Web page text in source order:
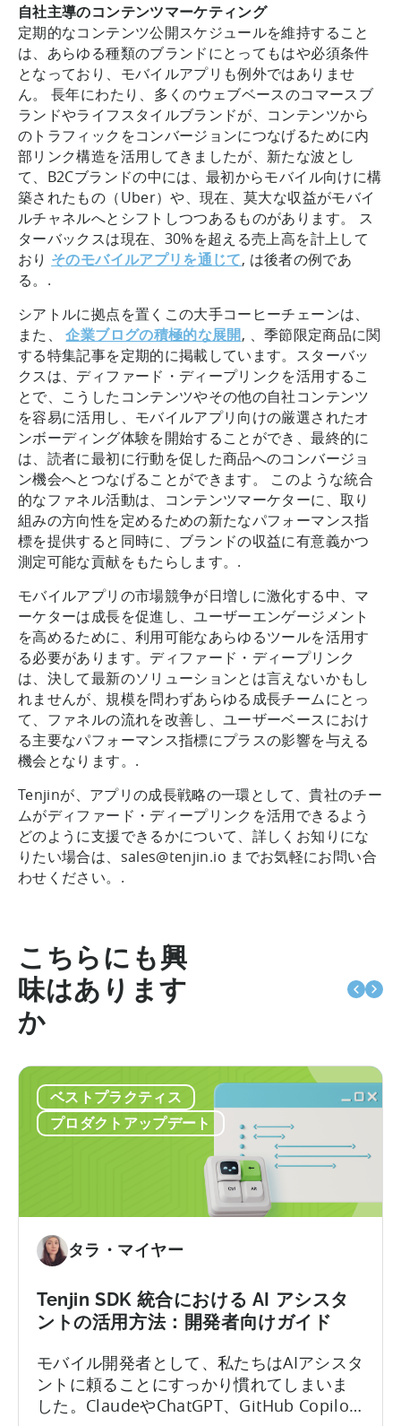
自社主導のコンテンツマーケティング
定期的なコンテンツ公開スケジュールを維持すること
は、あらゆる種類のブランドにとってもはや必須条件
となっており、モバイルアプリも例外ではありませ
ん。 長年にわたり、多くのウェブベースのコマースブ
ランドやライフスタイルブランドが、コンテンツから
のトラフィックをコンバージョンにつなげるために内
部リンク構造を活用してきましたが、新たな波とし
て、B2Cブランドの中には、最初からモバイル向けに構
築されたもの（Uber）や、現在、莫大な収益がモバイ
ルチャネルへとシフトしつつあるものがあります。 ス
ターバックスは現在、30%を超える売上高を計上して
おり そのモバイルアプリを通じて, は後者の例であ
る。.
シアトルに拠点を置くこの大手コーヒーチェーンは、
また、企業ブログの積極的な展開, 、季節限定商品に関
する特集記事を定期的に掲載しています。スターバッ
クスは、ディファード・ディープリンクを活用するこ
とで、こうしたコンテンツやその他の自社コンテンツ
を容易に活用し、モバイルアプリ向けの厳選されたオ
ンボーディング体験を開始することができ、最終的に
は、読者に最初に行動を促した商品へのコンバージョ
ン機会へとつなげることができます。 このような統合
的なファネル活動は、コンテンツマーケターに、取り
組みの方向性を定めるための新たなパフォーマンス指
標を提供すると同時に、ブランドの収益に有意義かつ
測定可能な貢献をもたらします。.
モバイルアプリの市場競争が日増しに激化する中、マ
ーケターは成長を促進し、ユーザーエンゲージメント
を高めるために、利用可能なあらゆるツールを活用す
る必要があります。ディファード・ディープリンク
は、決して最新のソリューションとは言えないかもし
れませんが、規模を問わずあらゆる成長チームにとっ
て、ファネルの流れを改善し、ユーザーベースにおけ
る主要なパフォーマンス指標にプラスの影響を与える
機会となります。.
Tenjinが、アプリの成長戦略の一環として、貴社のチー
ムがディファード・ディープリンクを活用できるよう
どのように支援できるかについて、詳しくお知りにな
りたい場合は、sales@tenjin.io までお気軽にお問い合
わせください。.
こちらにも興
味はあります
か
ベストプラクティス
プロダクトアップデート
タラ・マイヤー
Tenjin SDK 統合における AI アシスタ
ントの活用方法：開発者向けガイド
モバイル開発者として、私たちはAIアシスタ
ントに頼ることにすっかり慣れてしまいま
した。ClaudeやChatGPT、GitHub Copilot